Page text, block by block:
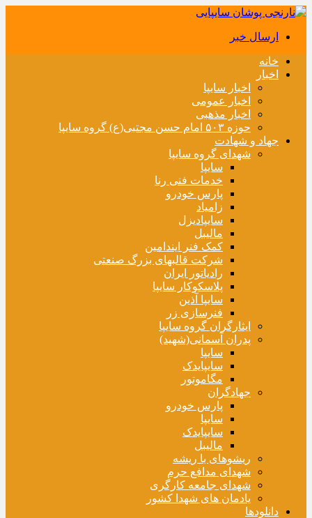
ارسال خبر
خانه
اخبار
اخبار سایپا
اخبار عمومی
اخبار مذهبی
حوزه ۵۰۳ امام حسن مجتبی(ع) گروه سایپا
جهاد و شهادت
شهدای گروه سایپا
سایپا
خدمات فنی رنا
پارس خودرو
زامیاد
سایپادیزل
مالیبل
کمک فنر ایندامین
شرکت قالبهای بزرگ صنعتی
رادیاتور ایران
پلاسکوکار سایپا
سایپا آذین
فنرسازی زر
ایثارگران گروه سایپا
پدران آسمانی(شهید)
سایپا
سایپایدک
مگاموتور
جهادگران
پارس خودرو
سایپا
سایپایدک
مالیبل
ریشوهای با ریشه
شهدای مدافع حرم
شهدای جامعه کارگری
یادمان های شهدا کشور
دانلودها